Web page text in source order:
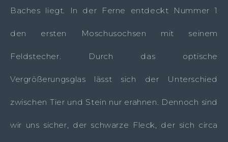
Baches liegt. In der Ferne entdeckt Nummer 1
den ersten Moschusochsen mit seinem
Feldstecher. Durch das optische
Vergrößerungsglas lässt sich der Unterschied
zwischen Tier und Stein nur erahnen. Dennoch sind
wir uns sicher, der schwarze Fleck, der sich circa